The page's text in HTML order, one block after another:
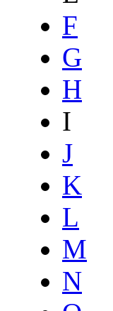
F
G
H
I
J
K
L
M
N